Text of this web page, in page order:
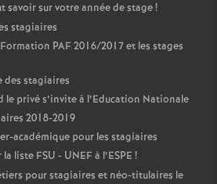
savoir sur votre année de stage!
stagiaires
PAF2016/2017 et les stages
stagiaires
le privé s’invite à l’Education Nationale
2018-2019
académique pour les stagiaires
la liste FSU - UNEFà l’ESPE !
pour stagiaires et néo-titulaires le